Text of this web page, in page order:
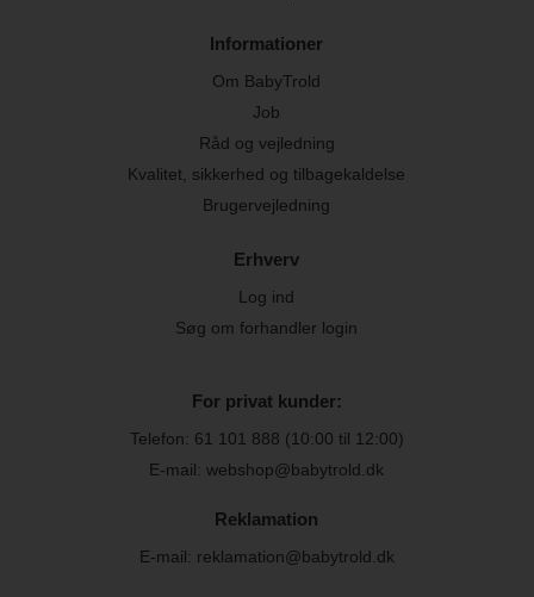
Informationer
Om BabyTrold
Job
Råd og vejledning
Kvalitet, sikkerhed og tilbagekaldelse
Brugervejledning
Erhverv
Log ind
Søg om forhandler login
For privat kunder:
Telefon: 61 101 888 (10:00 til 12:00)
E-mail: webshop@babytrold.dk
Reklamation
E-mail: reklamation@babytrold.dk